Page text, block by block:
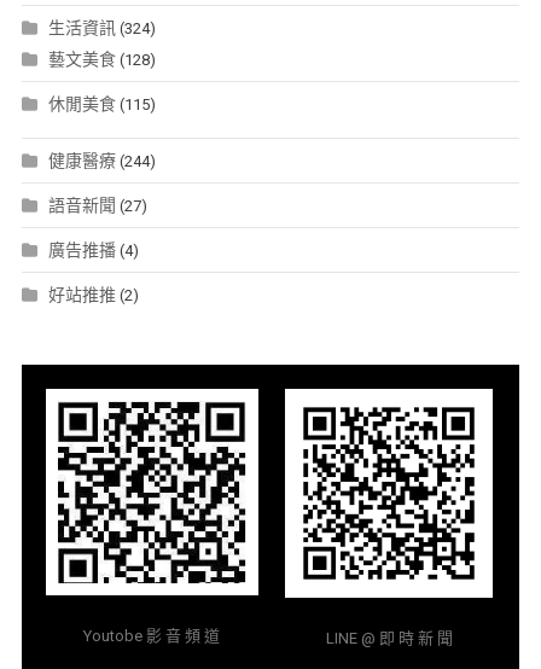
生活資訊 (324)
藝文美食(128)
休閒美食(115)
健康醫療(244)
語音新聞 (27)
廣告推播(4)
好站推推 (2)
Youtobe 影 音 頻 道 LINE @ 即 時 新 聞